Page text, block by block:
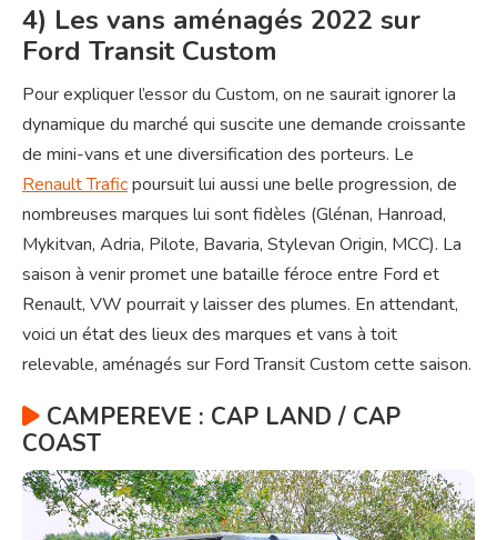
4) Les vans aménagés 2022 sur
Ford Transit Custom
Pour expliquer l’essor du Custom, on ne saurait ignorer la
dynamique du marché qui suscite une demande croissante
de mini-vans et une diversification des porteurs. Le
Renault Traficpoursuit lui aussi une belle progression, de
nombreuses marques lui sont fidèles (Glénan, Hanroad,
Mykitvan, Adria, Pilote, Bavaria, Stylevan Origin, MCC). La
saison à venir promet une bataille féroce entre Ford et
Renault, VW pourrait y laisser des plumes. En attendant,
voici un état des lieux des marques et vans à toit
relevable, aménagés sur Ford Transit Custom cette saison.
CAMPEREVE : CAP LAND / CAP
COAST